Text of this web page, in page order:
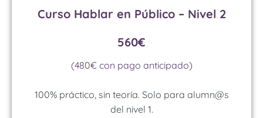
Curso Hablar en Público – Nivel 2
560€
(480€ con pago anticipado)
100% práctico, sin teoría. Solo para alumn@s
del nivel 1.